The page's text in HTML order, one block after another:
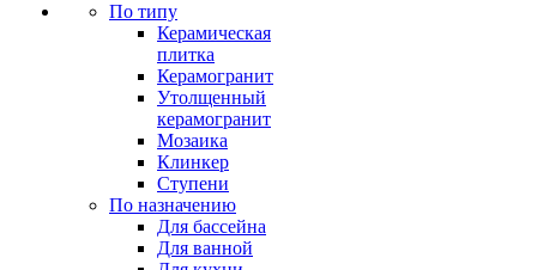
По типу
Керамическая
плитка
Керамогранит
Утолщенный
керамогранит
Мозаика
Клинкер
Ступени
По назначению
Для бассейна
Для ванной